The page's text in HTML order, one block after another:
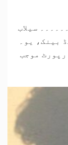
سیلاب
بینک، یو۔
موجب